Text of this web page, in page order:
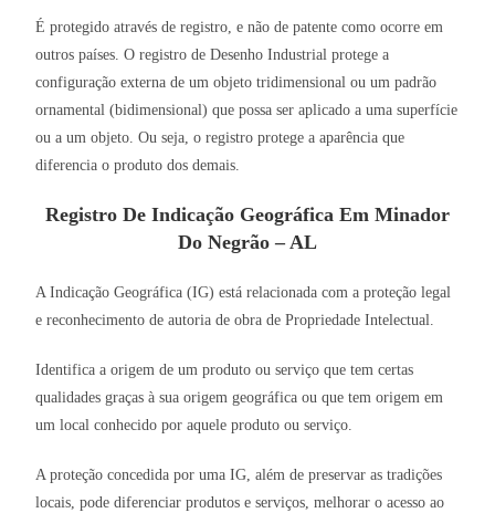
É protegido através de registro, e não de patente como ocorre em
outros países. O registro de Desenho Industrial protege a
configuração externa de um objeto tridimensional ou um padrão
ornamental (bidimensional) que possa ser aplicado a uma superfície
ou a um objeto. Ou seja, o registro protege a aparência que
diferencia o produto dos demais.
Registro De Indicação Geográfica Em Minador
Do Negrão – AL
A Indicação Geográfica (IG) está relacionada com a proteção legal
e reconhecimento de autoria de obra de Propriedade Intelectual.
Identifica a origem de um produto ou serviço que tem certas
qualidades graças à sua origem geográfica ou que tem origem em
um local conhecido por aquele produto ou serviço.
A proteção concedida por uma IG, além de preservar as tradições
locais, pode diferenciar produtos e serviços, melhorar o acesso ao